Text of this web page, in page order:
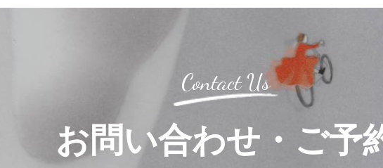
Contact Us
お問い合わせ・ご予